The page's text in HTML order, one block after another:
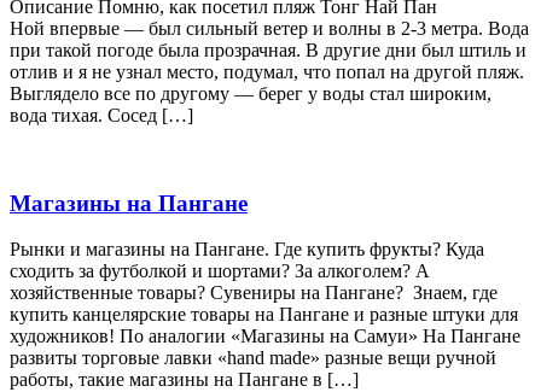
Описание Помню, как посетил пляж Тонг Най Пан
Ной впервые — был сильный ветер и волны в 2-3 метра. Вода
при такой погоде была прозрачная. В другие дни был штиль и
отлив и я не узнал место, подумал, что попал на другой пляж.
Выглядело все по другому — берег у воды стал широким,
вода тихая. Сосед […]
Магазины на Пангане
Рынки и магазины на Пангане. Где купить фрукты? Куда
сходить за футболкой и шортами? За алкоголем? А
хозяйственные товары? Сувениры на Пангане? Знаем, где
купить канцелярские товары на Пангане и разные штуки для
художников! По аналогии «Магазины на Самуи» На Пангане
развиты торговые лавки «hand made» разные вещи ручной
работы, такие магазины на Пангане в […]